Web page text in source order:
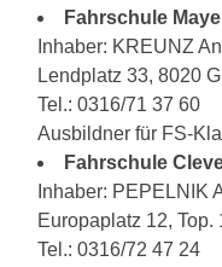
Fahrschule
Inhaber: KREUNZ
Lendplatz 33, 8020
Tel.: 0316/71 37 60
Ausbildner für FS-
Fahrschule
Inhaber: PEPELNIK
Europaplatz 12, Top.
Tel.: 0316/72 47 24